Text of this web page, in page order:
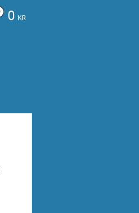
0 KR